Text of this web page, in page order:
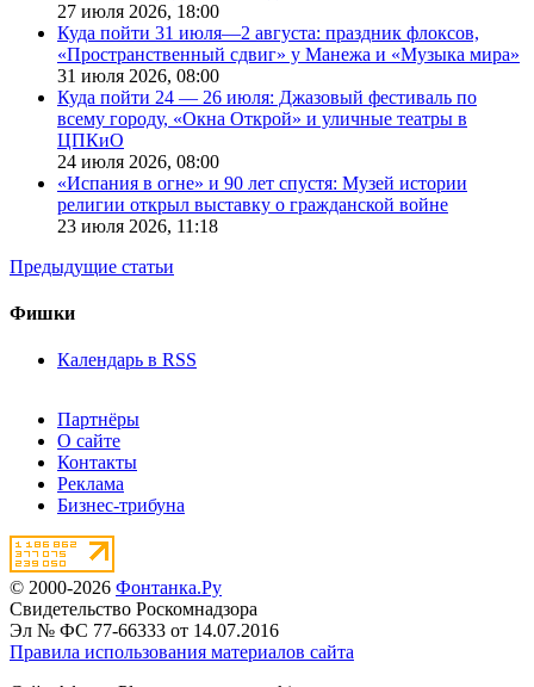
27 июля 2026, 18:00
Куда пойти 31 июля—2 августа: праздник флоксов,
«Пространственный сдвиг» у Манежа и «Музыка мира»
31 июля 2026, 08:00
Куда пойти 24 — 26 июля: Джазовый фестиваль по
всему городу, «Окна Открой» и уличные театры в
ЦПКиО
24 июля 2026, 08:00
«Испания в огне» и 90 лет спустя: Музей истории
религии открыл выставку о гражданской войне
23 июля 2026, 11:18
Предыдущие статьи
Фишки
Календарь в RSS
Партнёры
О сайте
Контакты
Реклама
Бизнес-трибуна
© 2000-2026 Фонтанка.Ру
Свидетельство Роскомнадзора
Эл № ФС 77-66333 от 14.07.2016
Правила использования материалов сайта